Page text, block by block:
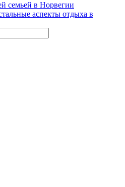
семьей в Норвегии
аспекты отдыха в